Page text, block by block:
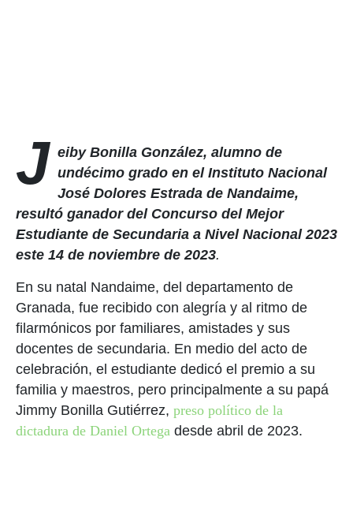
J eiby Bonilla González, alumno de
undécimo grado en el Instituto Nacional
José Dolores Estrada de Nandaime,
resultó ganador del Concurso del Mejor
Estudiante de Secundaria a Nivel Nacional 2023
este 14 de noviembre de 2023.
En su natal Nandaime, del departamento de
Granada, fue recibido con alegría y al ritmo de
filarmónicos por familiares, amistades y sus
docentes de secundaria. En medio del acto de
celebración, el estudiante dedicó el premio a su
familia y maestros, pero principalmente a su papá
Jimmy Bonilla Gutiérrez, preso político de la
dictadura de Daniel Ortega desde abril de 2023.